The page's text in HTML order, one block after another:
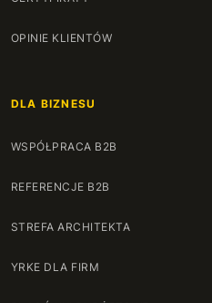
OPINIE KLIENTÓW
DLA BIZNESU
WSPÓŁPRACA B2B
REFERENCJE B2B
STREFA ARCHITEKTA
YRKE DLA FIRM